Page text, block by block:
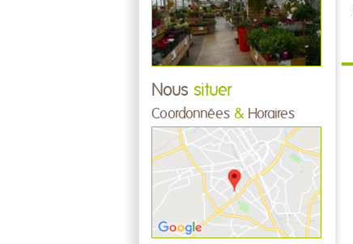
Nous situer
Coordonnées & Horaires